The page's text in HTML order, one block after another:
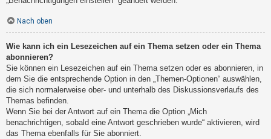
Nach oben
Wie kann ich ein Lesezeichen auf ein Thema setzen oder ein Thema
abonnieren?
Sie können ein Lesezeichen auf ein Thema setzen oder es abonnieren, in
dem Sie die entsprechende Option in den „Themen-Optionen“ auswählen,
die sich normalerweise ober- und unterhalb des Diskussionsverlaufs des
Themas befinden.
Wenn Sie bei der Antwort auf ein Thema die Option „Mich
benachrichtigen, sobald eine Antwort geschrieben wurde“ aktivieren, wird
das Thema ebenfalls für Sie abonniert.